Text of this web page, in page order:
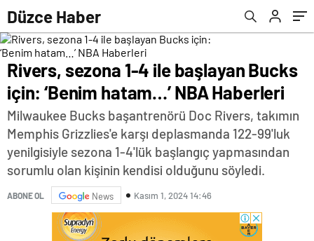
Düzce Haber
Rivers, sezona 1-4 ile başlayan Bucks
için: ‘Benim hatam…’ NBA Haberleri
Milwaukee Bucks başantrenörü Doc Rivers, takımın
Memphis Grizzlies'e karşı deplasmanda 122-99'luk
yenilgisiyle sezona 1-4'lük başlangıç yapmasından
sorumlu olan kişinin kendisi olduğunu söyledi.
ABONE OL News Kasım 1, 2024 14:46